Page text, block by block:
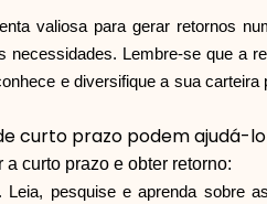
valiosa para gerar retornos
Lembre-se que a
e diversifique a sua
curto prazo podem ajudá-
curto prazo e obter retorno:
pesquise e aprenda sobre